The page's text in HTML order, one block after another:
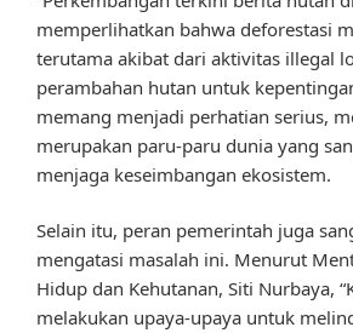
memperlihatkan bahwa deforestasi
terutama akibat dari aktivitas illegal
perambahan hutan untuk
memang menjadi perhatian serius,
merupakan paru-paru dunia yang
menjaga keseimbangan ekosistem.
Selain itu, peran pemerintah juga
mengatasi masalah ini. Menurut
Hidup dan Kehutanan, Siti Nurbaya,
melakukan upaya-upaya untuk